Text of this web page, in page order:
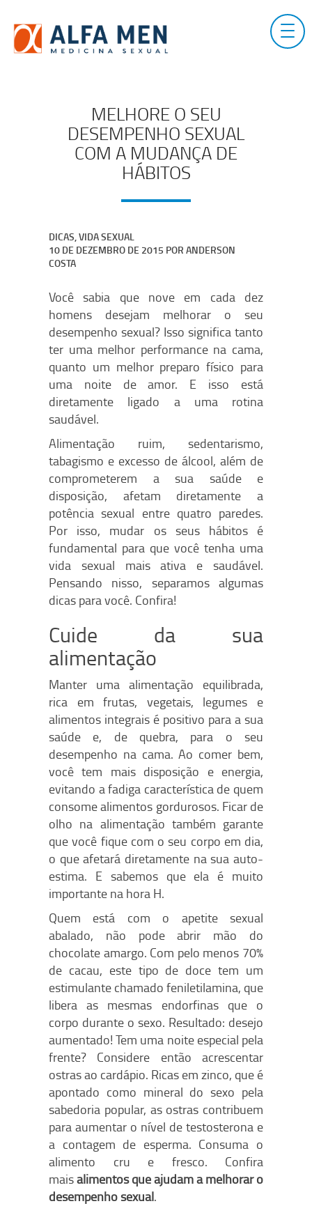
content
MELHORE O SEU
DESEMPENHO SEXUAL
COM A MUDANÇA DE
HÁBITOS
DICAS,VIDA SEXUAL
10 DE DEZEMBRO DE 2015 POR ANDERSON
COSTA
Você sabia que nove em cada dez
homens desejam melhorar o seu
desempenho sexual? Isso significa tanto
ter uma melhor performance na cama,
quanto um melhor preparo físico para
uma noite de amor. E isso está
diretamente ligado a uma rotina
saudável.
Alimentação ruim, sedentarismo,
tabagismo e excesso de álcool, além de
comprometerem a sua saúde e
disposição, afetam diretamente a
potência sexual entre quatro paredes.
Por isso, mudar os seus hábitos é
fundamental para que você tenha uma
vida sexual mais ativa e saudável.
Pensando nisso, separamos algumas
dicas para você. Confira!
Cuide da sua
alimentação
Manter uma alimentação equilibrada,
rica em frutas, vegetais, legumes e
alimentos integrais é positivo para a sua
saúde e, de quebra, para o seu
desempenho na cama. Ao comer bem,
você tem mais disposição e energia,
evitando a fadiga característica de quem
consome alimentos gordurosos. Ficar de
olho na alimentação também garante
que você fique com o seu corpo em dia,
o que afetará diretamente na sua auto-
estima. E sabemos que ela é muito
importante na hora H.
Quem está com o apetite sexual
abalado, não pode abrir mão do
chocolate amargo. Com pelo menos 70%
de cacau, este tipo de doce tem um
estimulante chamado feniletilamina, que
libera as mesmas endorfinas que o
corpo durante o sexo. Resultado: desejo
aumentado! Tem uma noite especial pela
frente? Considere então acrescentar
ostras ao cardápio. Ricas em zinco, que é
apontado como mineral do sexo pela
sabedoria popular, as ostras contribuem
para aumentar o nível de testosterona e
a contagem de esperma. Consuma o
alimento cru e fresco. Confira
maisalimentos que ajudam a melhorar o
desempenho sexual.